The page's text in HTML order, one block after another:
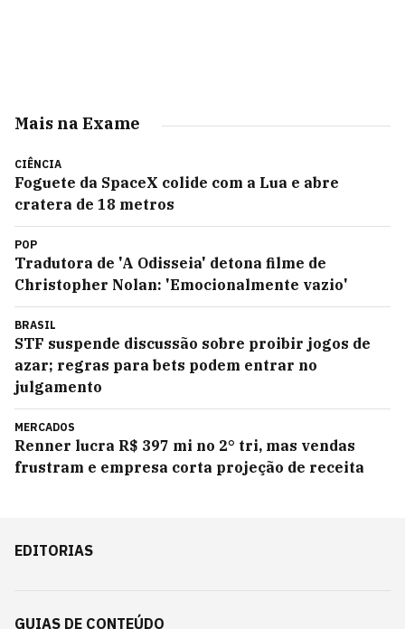
Mais na Exame
CIÊNCIA
Foguete da SpaceX colide com a Lua e abre
cratera de 18 metros
POP
Tradutora de 'A Odisseia' detona filme de
Christopher Nolan: 'Emocionalmente vazio'
BRASIL
STF suspende discussão sobre proibir jogos de
azar; regras para bets podem entrar no
julgamento
MERCADOS
Renner lucra R$ 397 mi no 2° tri, mas vendas
frustram e empresa corta projeção de receita
EDITORIAS
GUIAS DE CONTEÚDO